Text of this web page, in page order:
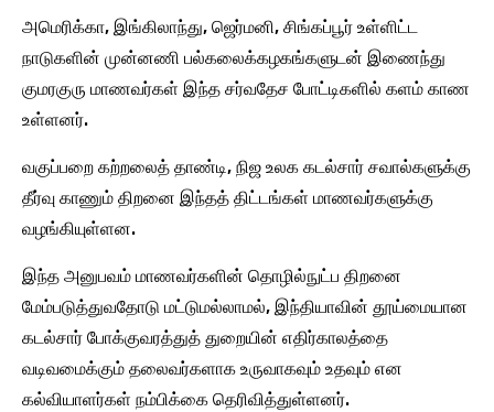
அமெரிக்கா, இங்கிலாந்து, ஜெர்மனி, சிங்கப்பூர் உள்ளிட்ட
நாடுகளின் முன்னணி பல்கலைக்கழகங்களுடன் இணைந்து
குமரகுரு மாணவர்கள் இந்த சர்வதேச போட்டிகளில் களம் காண
உள்ளனர்.
வகுப்பறை கற்றலைத் தாண்டி, நிஜ உலக கடல்சார் சவால்களுக்கு
தீர்வு காணும் திறனை இந்தத் திட்டங்கள் மாணவர்களுக்கு
வழங்கியுள்ளன.
இந்த அனுபவம் மாணவர்களின் தொழில்நுட்ப திறனை
மேம்படுத்துவதோடு மட்டுமல்லாமல், இந்தியாவின் தூய்மையான
கடல்சார் போக்குவரத்துத் துறையின் எதிர்காலத்தை
வடிவமைக்கும் தலைவர்களாக உருவாகவும் உதவும் என
கல்வியாளர்கள் நம்பிக்கை தெரிவித்துள்ளனர்.